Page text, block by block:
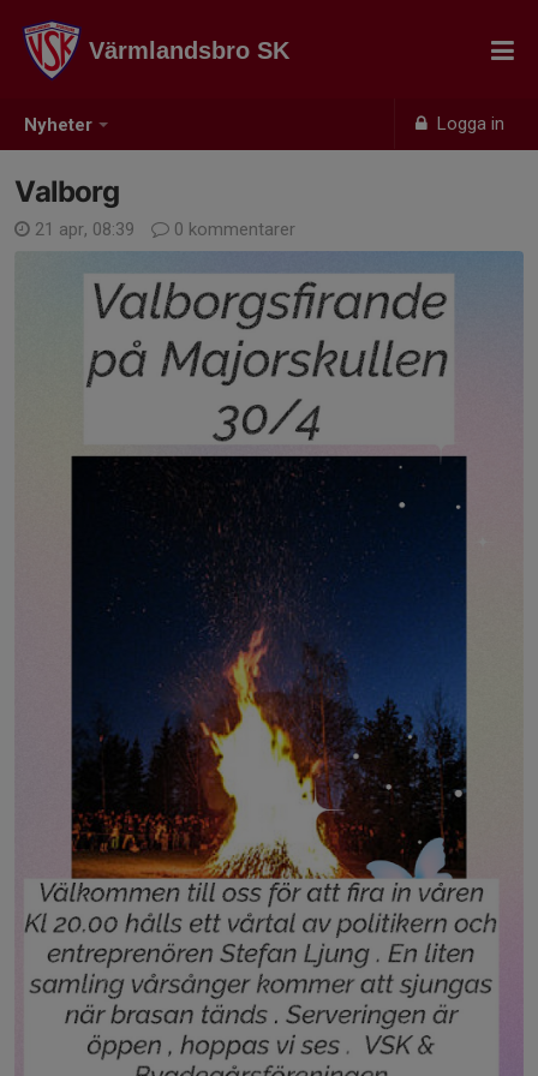
Nyheter Logga in
Värmlandsbro SK
Valborg
21 apr, 08:39 0 kommentarer